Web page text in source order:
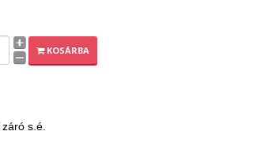
KOSÁRBA
s.é.